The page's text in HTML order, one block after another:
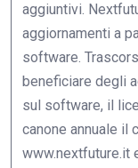
aggiuntivi.
aggiornamenti a
software.
beneficiare degli
sul software, il
canone annuale il
www.nextfuture.it